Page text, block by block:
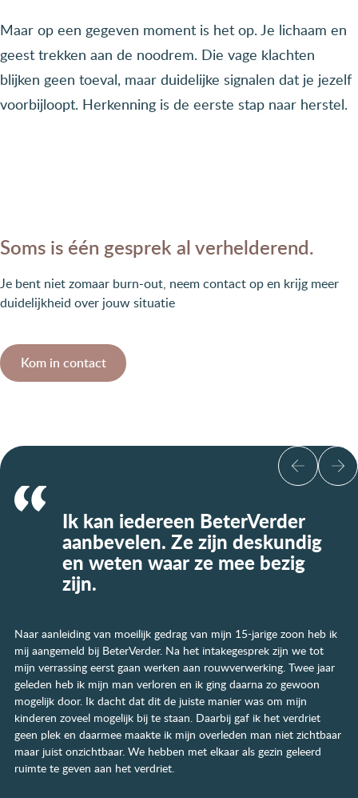
Maar op een gegeven moment is het op. Je lichaam en
geest trekken aan de noodrem. Die vage klachten
blijken geen toeval, maar duidelijke signalen dat je jezelf
voorbijloopt. Herkenning is de eerste stap naar herstel.
Soms is één gesprek al verhelderend.
Je bent niet zomaar burn-out, neem contact op en krijg meer
duidelijkheid over jouw situatie
Kom in contact
Ik kan iedereen BeterVerder
aanbevelen. Ze zijn deskundig
en weten waar ze mee bezig
zijn.
Naar aanleiding van moeilijk gedrag van mijn 15-jarige zoon heb ik
mij aangemeld bij BeterVerder. Na het intakegesprek zijn we tot
mijn verrassing eerst gaan werken aan rouwverwerking. Twee jaar
geleden heb ik mijn man verloren en ik ging daarna zo gewoon
mogelijk door. Ik dacht dat dit de juiste manier was om mijn
kinderen zoveel mogelijk bij te staan. Daarbij gaf ik het verdriet
geen plek en daarmee maakte ik mijn overleden man niet zichtbaar
maar juist onzichtbaar. We hebben met elkaar als gezin geleerd
ruimte te geven aan het verdriet.